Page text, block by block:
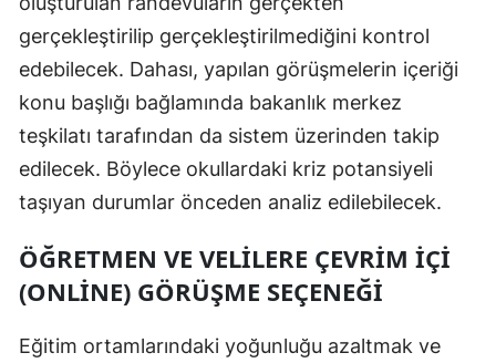
gerçekleştirilip gerçekleştirilmediğini kontrol
edebilecek. Dahası, yapılan görüşmelerin içeriği
konu başlığı bağlamında bakanlık merkez
teşkilatı tarafından da sistem üzerinden takip
edilecek. Böylece okullardaki kriz potansiyeli
taşıyan durumlar önceden analiz edilebilecek.
ÖĞRETMEN VE VELİLERE ÇEVRİM İÇİ
(ONLİNE) GÖRÜŞME SEÇENEĞİ
Eğitim ortamlarındaki yoğunluğu azaltmak ve